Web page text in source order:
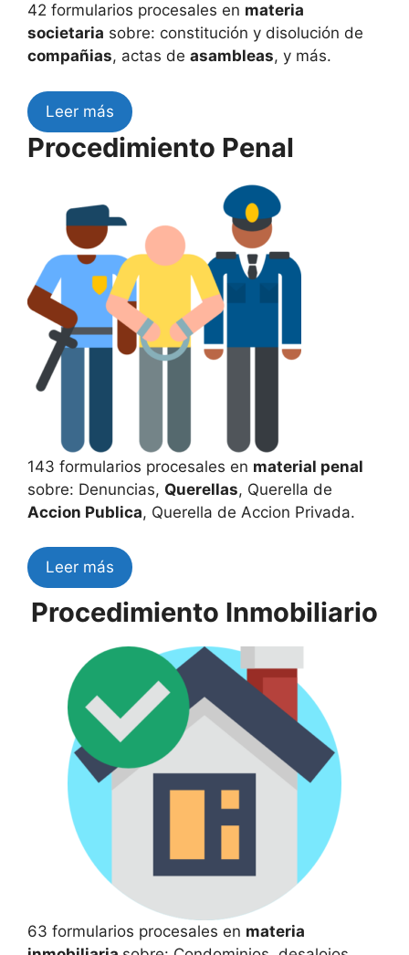
42 formularios procesales en materia
societaria sobre: constitución y disolución de
compañias, actas de asambleas, y más.
Leer más
Procedimiento Penal
143 formularios procesales en material penal
sobre: Denuncias, Querellas, Querella de
Accion Publica, Querella de Accion Privada.
Leer más
Procedimiento Inmobiliario
63 formularios procesales en materia